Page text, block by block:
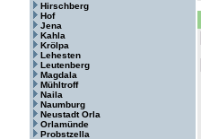
Hirschberg
Hof
Jena
Kahla
Krölpa
Lehesten
Leutenberg
Magdala
Mühltroff
Naila
Naumburg
Neustadt Orla
Orlamünde
Probstzella